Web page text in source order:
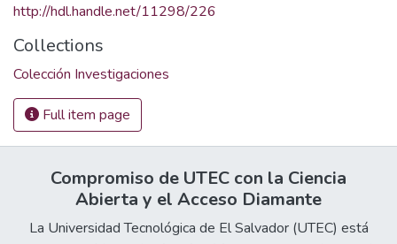
http://hdl.handle.net/11298/226
Collections
Colección Investigaciones
Full item page
Compromiso de UTEC con la Ciencia
Abierta y el Acceso Diamante
La Universidad Tecnológica de El Salvador (UTEC) está